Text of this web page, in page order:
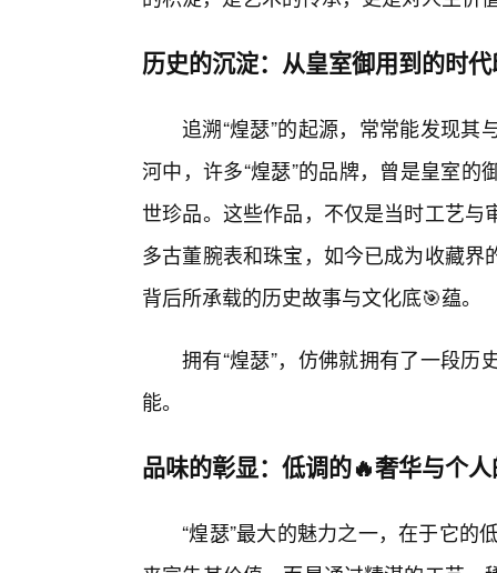
历史的沉淀：从皇室御用到的时
追溯“煌瑟”的起源，常常能发现
河中，许多“煌瑟”的品牌，曾是皇室
世珍品。这些作品，不仅是当时工艺
多古董腕表和珠宝，如今已成为收藏
背后所承载的历史故事与文化底🎯蕴。
拥有“煌瑟”，仿佛就拥有了一段
能。
品味的彰显：低调的🔥奢华与个
“煌瑟”最大的魅力之一，在于它的